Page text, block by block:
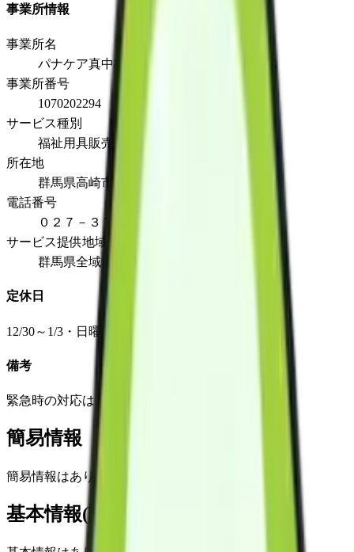
事業所情報
事業所名
パナケア真中株式会社 福祉用具サービス
事業所番号
1070202294
サービス種別
福祉用具販売
所在地
群馬県高崎市足門町１５０－１
電話番号
０２７－３７３－５０９５
サービス提供地域
群馬県全域
定休日
12/30～1/3・日曜日・祝祭日
備考
緊急時の対応はこの限りではありません。
簡易情報
簡易情報はありません
基本情報(詳細)